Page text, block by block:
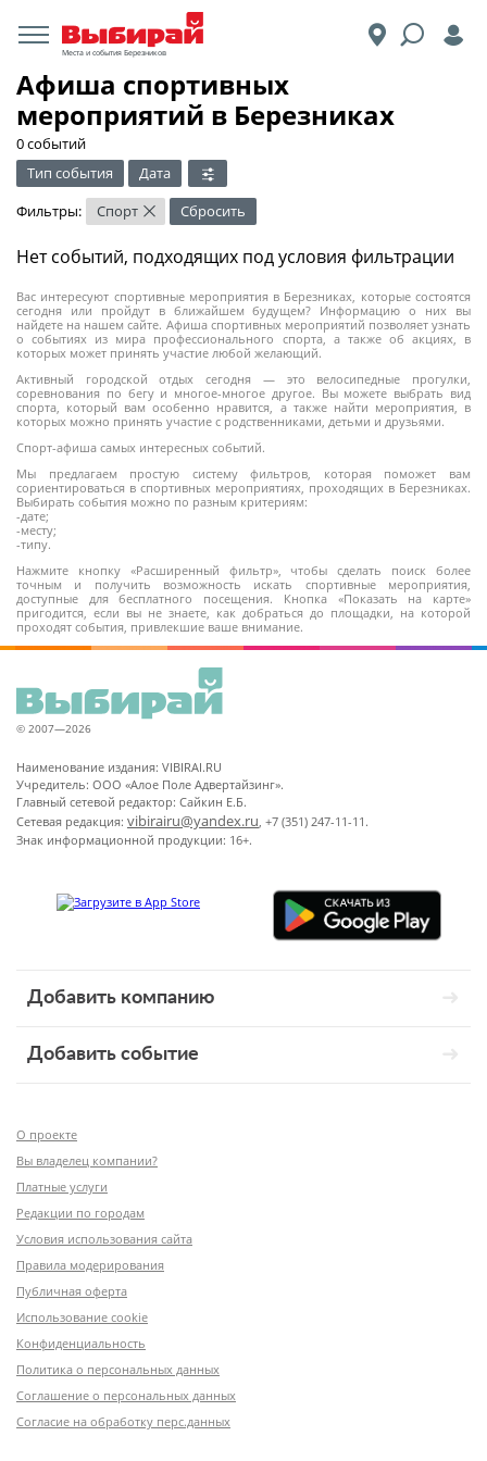
Места и события Березников
Афиша спортивных
мероприятий в Березниках
0 событий
Тип события
Дата
Фильтры:
Спорт × Сбросить
Вас интересуют спортивные мероприятия в Березниках, которые состоятся
сегодня или пройдут в ближайшем будущем? Информацию о них вы
найдете на нашем сайте. Афиша спортивных мероприятий позволяет узнать
о событиях из мира профессионального спорта, а также об акциях, в
которых может принять участие любой желающий.
Активный городской отдых сегодня — это велосипедные прогулки,
соревнования по бегу и многое-многое другое. Вы можете выбрать вид
спорта, который вам особенно нравится, а также найти мероприятия, в
которых можно принять участие с родственниками, детьми и друзьями.
Спорт-афиша самых интересных событий.
Мы предлагаем простую систему фильтров, которая поможет вам
сориентироваться в спортивных мероприятиях, проходящих в Березниках.
Выбирать события можно по разным критериям:
-дате;
-месту;
-типу.
Нажмите кнопку «Расширенный фильтр», чтобы сделать поиск более
точным и получить возможность искать спортивные мероприятия,
доступные для бесплатного посещения. Кнопка «Показать на карте»
пригодится, если вы не знаете, как добраться до площадки, на которой
проходят события, привлекшие ваше внимание.
Нет событий, подходящих под условия фильтрации
© 2007—2026
Наименование издания: VIBIRAI.RU
Учредитель: ООО «Алое Поле Адвертайзинг».
Главный сетевой редактор: Сайкин Е.Б.
Сетевая редакция: vibirairu@yandex.ru, +7 (351) 247-11-11.
Знак информационной продукции: 16+.
Добавить компанию
Добавить событие
О проекте
Вы владелец компании?
Платные услуги
Редакции по городам
Условия использования сайта
Правила модерирования
Публичная оферта
Использование cookie
Конфиденциальность
Политика о персональных данных
Соглашение о персональных данных
Согласие на обработку перс.данных